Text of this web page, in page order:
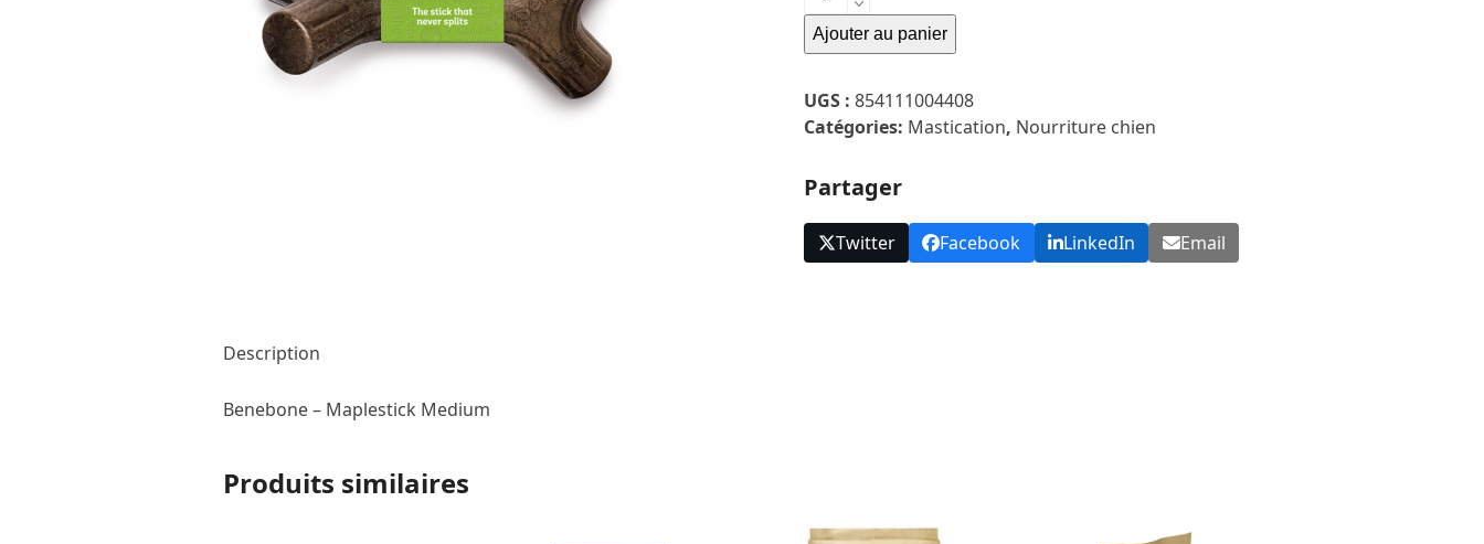
de
Benebone
Maplestick
Medium
Ajouter au panier
UGS :854111004408
Catégories: Mastication, Nourriture chien
Partager
Twitter Facebook LinkedIn Email
Description
Benebone – Maplestick Medium
Produits similaires